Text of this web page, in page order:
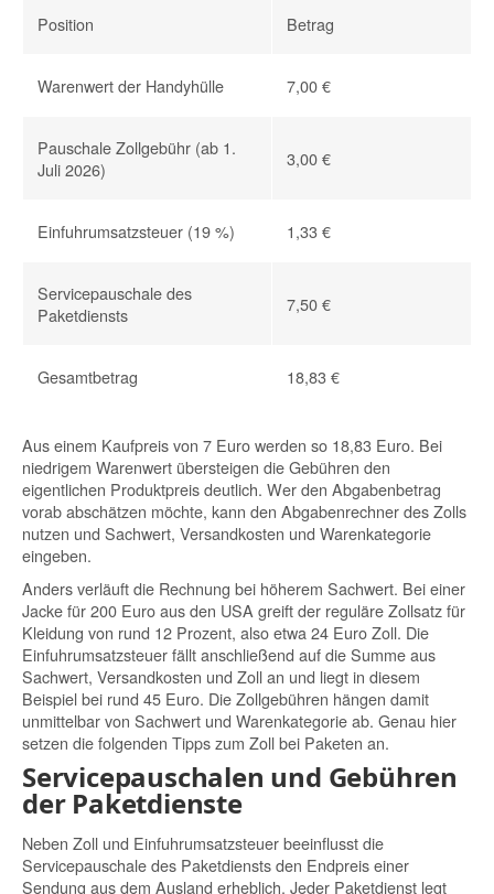
Position Betrag
Warenwert der Handyhülle 7,00 €
Pauschale Zollgebühr (ab 1.
Juli 2026)
3,00 €
Einfuhrumsatzsteuer (19 %) 1,33 €
Servicepauschale des
Paketdiensts
7,50 €
Gesamtbetrag 18,83 €
Aus einem Kaufpreis von 7 Euro werden so 18,83 Euro. Bei
niedrigem Warenwert übersteigen die Gebühren den
eigentlichen Produktpreis deutlich. Wer den Abgabenbetrag
vorab abschätzen möchte, kann den Abgabenrechner des Zolls
nutzen und Sachwert, Versandkosten und Warenkategorie
eingeben.
Anders verläuft die Rechnung bei höherem Sachwert. Bei einer
Jacke für 200 Euro aus den USA greift der reguläre Zollsatz für
Kleidung von rund 12 Prozent, also etwa 24 Euro Zoll. Die
Einfuhrumsatzsteuer fällt anschließend auf die Summe aus
Sachwert, Versandkosten und Zoll an und liegt in diesem
Beispiel bei rund 45 Euro. Die Zollgebühren hängen damit
unmittelbar von Sachwert und Warenkategorie ab. Genau hier
setzen die folgenden Tipps zum Zoll bei Paketen an.
Servicepauschalen und Gebühren
der Paketdienste
Neben Zoll und Einfuhrumsatzsteuer beeinflusst die
Servicepauschale des Paketdiensts den Endpreis einer
Sendung aus dem Ausland erheblich. Jeder Paketdienst legt